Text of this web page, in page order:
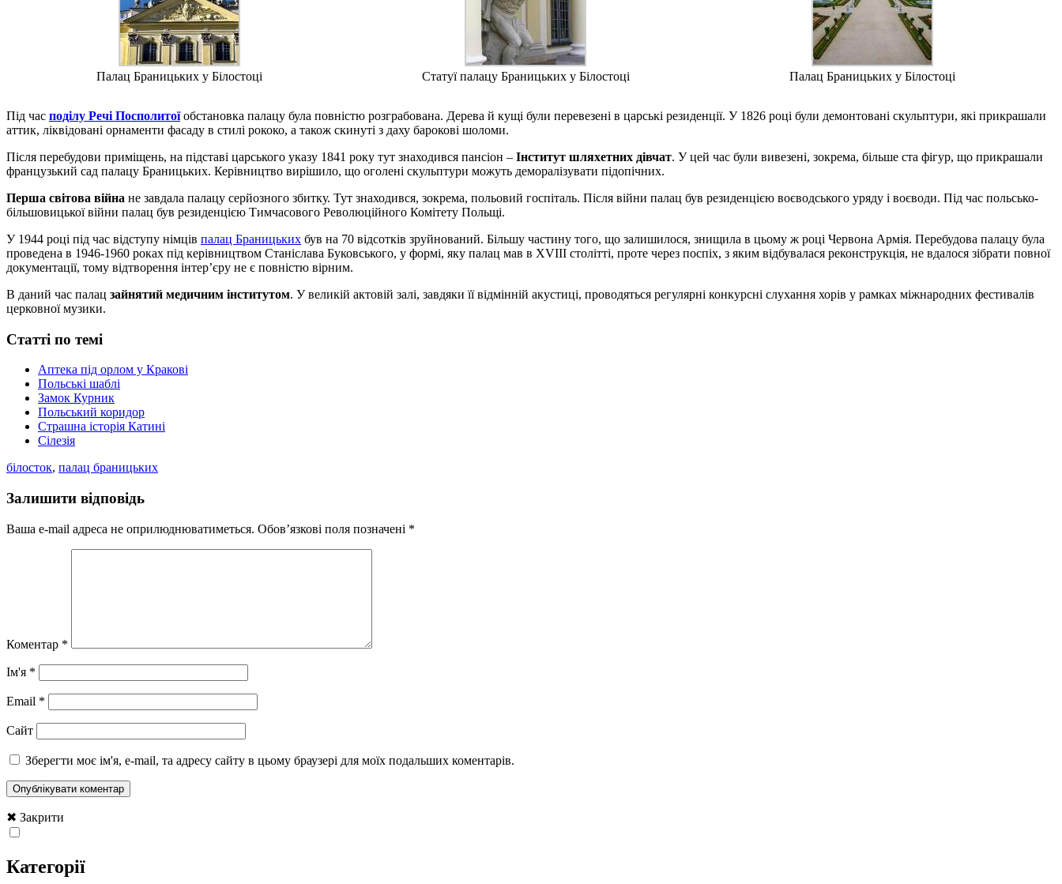
Палац Браницьких у Білостоці Статуї палацу Браницьких у Білостоці Палац Браницьких у Білостоці
Під час поділу Речі Посполитоїобстановка палацу була повністю розграбована. Дерева й кущі були перевезені в царські резиденції. У 1826 році були демонтовані скульптури, які прикрашали
аттик, ліквідовані орнаменти фасаду в стилі рококо, а також скинуті з даху барокові шоломи.
Після перебудови приміщень, на підставі царського указу 1841 року тут знаходився пансіон – Інститут шляхетних дівчат. У цей час були вивезені, зокрема, більше ста фігур, що прикрашали
французький сад палацу Браницьких. Керівництво вирішило, що оголені скульптури можуть деморалізувати підопічних.
Перша світова війна не завдала палацу серйозного збитку. Тут знаходився, зокрема, польовий госпіталь. Після війни палац був резиденцією воєводського уряду і воєводи. Під час польсько-
більшовицької війни палац був резиденцією Тимчасового Революційного Комітету Польщі.
У 1944 році під час відступу німців палац Браницьких був на 70 відсотків зруйнований. Більшу частину того, що залишилося, знищила в цьому ж році Червона Армія. Перебудова палацу була
проведена в 1946-1960 роках під керівництвом Станіслава Буковського, у формі, яку палац мав в XVIII столітті, проте через поспіх, з яким відбувалася реконструкція, не вдалося зібрати повної
документації, тому відтворення інтер’єру не є повністю вірним.
В даний час палац зайнятий медичним інститутом. У великій актовій залі, завдяки її відмінній акустиці, проводяться регулярні конкурсні слухання хорів у рамках міжнародних фестивалів
церковної музики.
Статті по темі
Аптека під орлом у Кракові
Польські шаблі
Замок Курник
Польський коридор
Страшна історія Катині
Сілезія
білосток, палац браницьких
Залишити відповідь
Ваша e-mail адреса не оприлюднюватиметься. Обов’язкові поля позначені *
Коментар *
Ім'я *
Email *
Сайт
Зберегти моє ім'я, e-mail, та адресу сайту в цьому браузері для моїх подальших коментарів.
✖ Закрити
Категорії